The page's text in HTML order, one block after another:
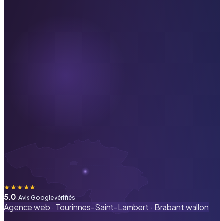
★★★★★
5.0· Avis Google vérifiés
Agence web · Tourinnes-Saint-Lambert · Brabant wallon